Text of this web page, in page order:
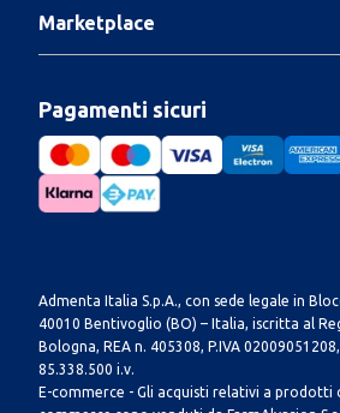
Marketplace
Pagamenti sicuri
Admenta Italia S.p.A., con sede legale in
40010 Bentivoglio (BO) – Italia, iscritta al
Bologna, REA n. 405308, P.IVA
85.338.500 i.v.
E-commerce - Gli acquisti relativi a